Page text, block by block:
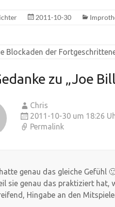
2011-10-30
Blockaden der
zu „Joe
Chris
2011-10-30 um 18:26
Permalink
genau das gleiche Gefühl
sie genau das praktiziert hat,
Hingabe an den